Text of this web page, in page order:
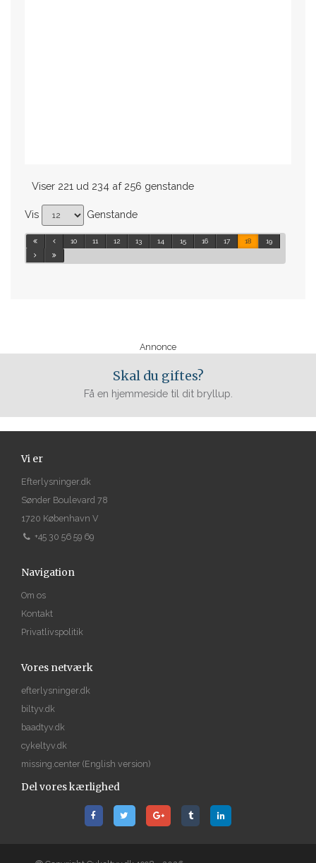
Viser 221 ud 234 af 256 genstande
Vis Genstande
10 11 12 13 14 15 16 17 18 19
Annonce
Skal du giftes?
Få en hjemmeside til dit bryllup.
Vi er
Efterlysninger.dk
Sønder Boulevard 78
1720 København V
+45 30 56 59 69
Navigation
Om os
Kontakt
Privatlivspolitik
Vores netværk
efterlysninger.dk
biltyv.dk
baadtyv.dk
cykeltyv.dk
missing.center (English version)
Del vores kærlighed